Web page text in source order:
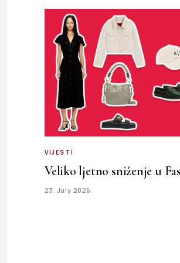
VIJESTI
Veliko ljetno sniženje u
23. July 2026.